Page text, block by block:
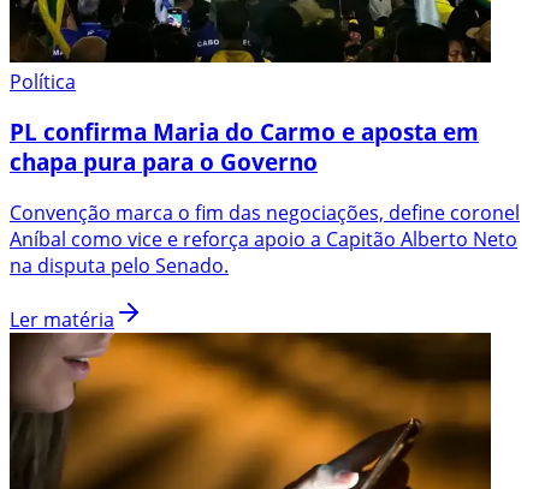
Política
PL confirma Maria do Carmo e aposta em
chapa pura para o Governo
Convenção marca o fim das negociações, define coronel
Aníbal como vice e reforça apoio a Capitão Alberto Neto
na disputa pelo Senado.
Ler matéria